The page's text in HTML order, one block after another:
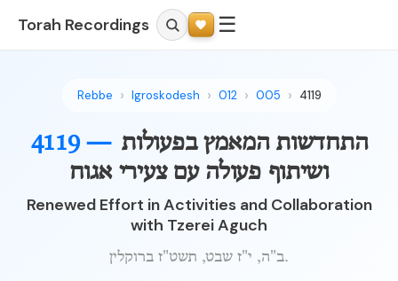
Torah Recordings ☰
Rebbe Igroskodesh 012 005 4119
4119 — התחדשות המאמץ בפעולות
ושיתוף פעולה עם צעירי אגוח
Renewed Effort in Activities and Collaboration
with Tzerei Aguch
ב"ה, י"ז שבט, תשט"ז ברוקלין.